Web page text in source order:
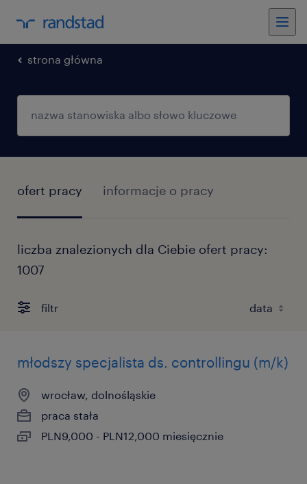
strona główna
ofert pracy informacje o pracy
liczba znalezionych dla Ciebie ofert pracy:
1007
filtr
młodszy specjalista ds. controllingu (m/k)
wrocław, dolnośląskie
praca stała
PLN9,000 - PLN12,000 miesięcznie